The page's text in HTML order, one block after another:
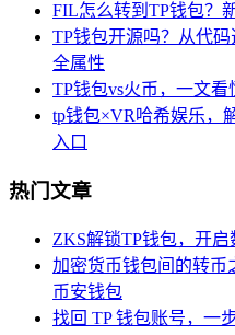
FIL怎么转到TP钱包？
TP钱包开源吗？从代
全属性
TP钱包vs火币，一文看
tp钱包×VR哈希娱乐，
入口
热门文章
ZKS解锁TP钱包，开
加密货币钱包间的转币
币安钱包
找回 TP 钱包账号，一